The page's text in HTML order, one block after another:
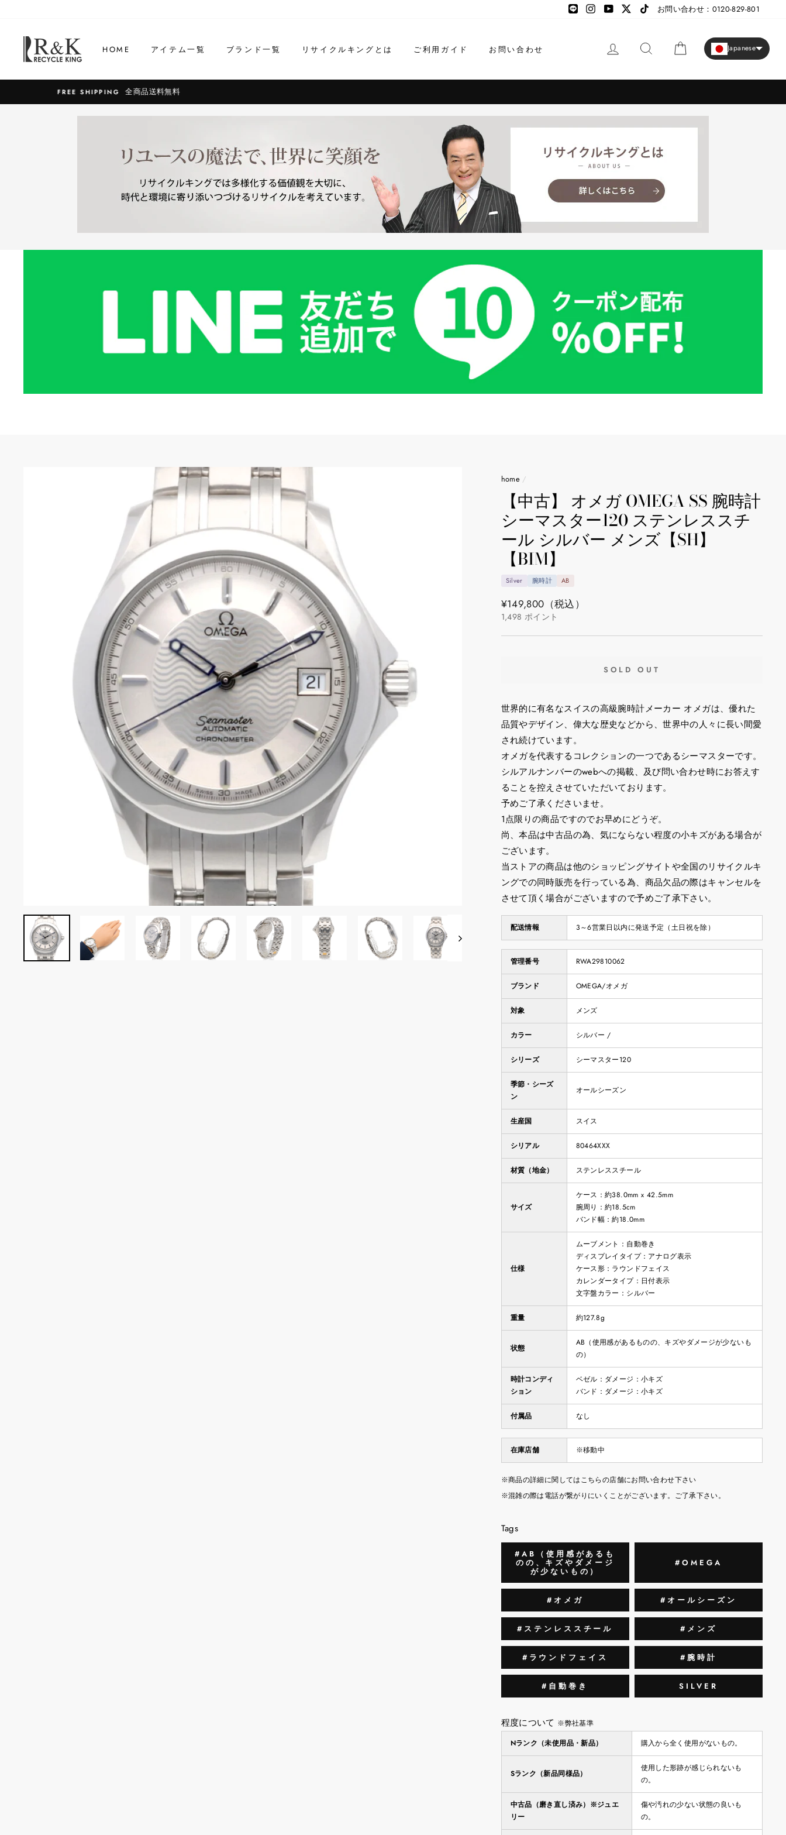
ス
LINE
LINE InstagramYouTube TikTok
お問い合わせ：0120-829-801
HOME アイテム一覧 ブランド一覧 リサイクルキングとは ご利用ガイド お問い合わせ ログイン カート Japanese
home /
【中古】 オメガ OMEGA SS 腕時計
シーマスター120 ステンレススチ
ール シルバー メンズ【SH】
【BIM】
Silver 腕時計 AB
通
常
価
¥149,800 （税込）
1,498 ポイント
SOLD OUT
世界的に有名なスイスの高級腕時計メーカー オメガは、優れた
品質やデザイン、偉大な歴史などから、世界中の人々に長い間愛
され続けています。
オメガを代表するコレクションの一つであるシーマスターです。
シルアルナンバーのwebへの掲載、及び問い合わせ時にお答えす
ることを控えさせていただいております。
予めご了承くださいませ。
1点限りの商品ですのでお早めにどうぞ。
尚、本品は中古品の為、気にならない程度の小キズがある場合が
ございます。
当ストアの商品は他のショッピングサイトや全国のリサイクルキ
ングでの同時販売を行っている為、商品欠品の際はキャンセルを
させて頂く場合がございますので予めご了承下さい。
配送情報 3～6営業日以内に発送予定（土日祝を除）
管理番号 RWA29810062
ブランド OMEGA/オメガ
対象 メンズ
カラー シルバー /
シリーズ シーマスター120
季節・シーズ
ン
オールシーズン
生産国 スイス
シリアル 80464XXX
材質（地金） ステンレススチール
サイズ
ケース：約38.0mm x 42.5mm
腕周り：約18.5cm
バンド幅：約18.0mm
仕様
ムーブメント：自動巻き
ディスプレイタイプ：アナログ表示
ケース形：ラウンドフェイス
カレンダータイプ：日付表示
文字盤カラー：シルバー
重量 約127.8g
状態
AB（使用感があるものの、キズやダメージが少ないも
の）
時計コンディ
ション
ベゼル：ダメージ：小キズ
バンド：ダメージ：小キズ
付属品 なし
在庫店舗 ※移動中
※商品の詳細に関してはこちらの店舗にお問い合わせ下さい
※混雑の際は電話が繋がりにいくことがございます。ご了承下さい。
Tags
#AB（使用感があるも
のの、キズやダメージ
が少ないもの）
#OMEGA
#オメガ #オールシーズン
#ステンレススチール #メンズ
#ラウンドフェイス #腕時計
#自動巻き SILVER
程度について ※弊社基準
Nランク（未使用品・新品）
購入から全く使用がないもの。
Sランク（新品同様品）
使用した形跡が感じられないも
の。
中古品（磨き直し済み）※ジュエ
リー
傷や汚れの少ない状態の良いも
の。